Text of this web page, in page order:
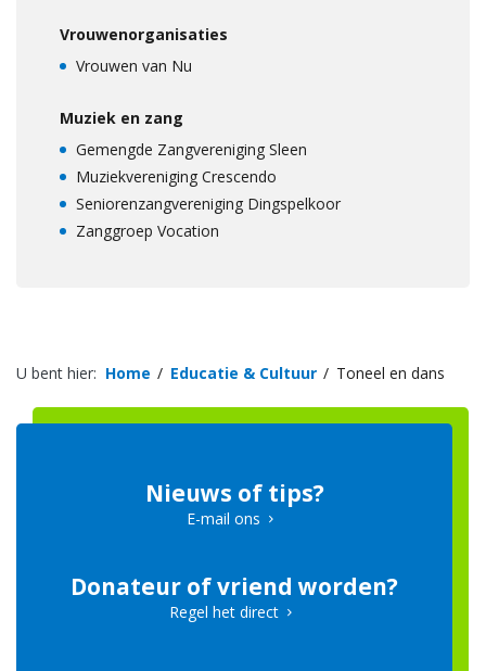
Vrouwenorganisaties
Vrouwen van Nu
Muziek en zang
Gemengde Zangvereniging Sleen
Muziekvereniging Crescendo
Seniorenzangvereniging Dingspelkoor
Zanggroep Vocation
U bent hier: Home Educatie & Cultuur Toneel en dans
Nieuws of tips?
E-mail ons
Donateur of vriend worden?
Regel het direct